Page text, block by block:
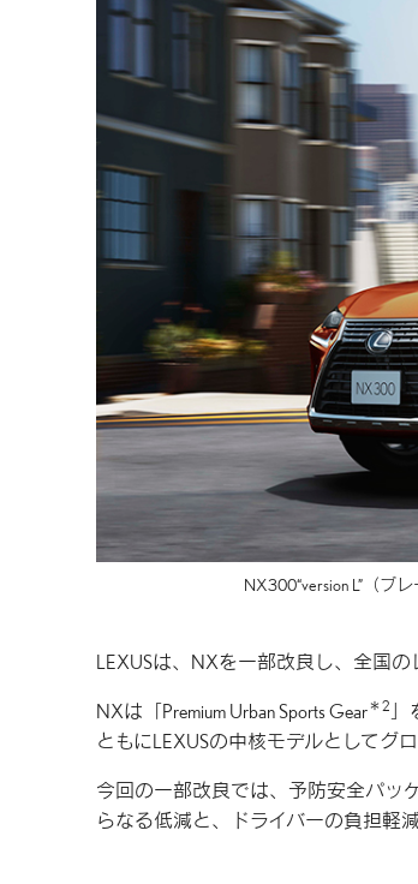
NX300“version L”（ブレ
LEXUSは、NXを一部改良し、全国
NXは「Premium Urban Sports Gear ＊2
ともにLEXUSの中核モデルとしてグ
今回の一部改良では、予防安全パッ
らなる低減と、ドライバーの負担軽